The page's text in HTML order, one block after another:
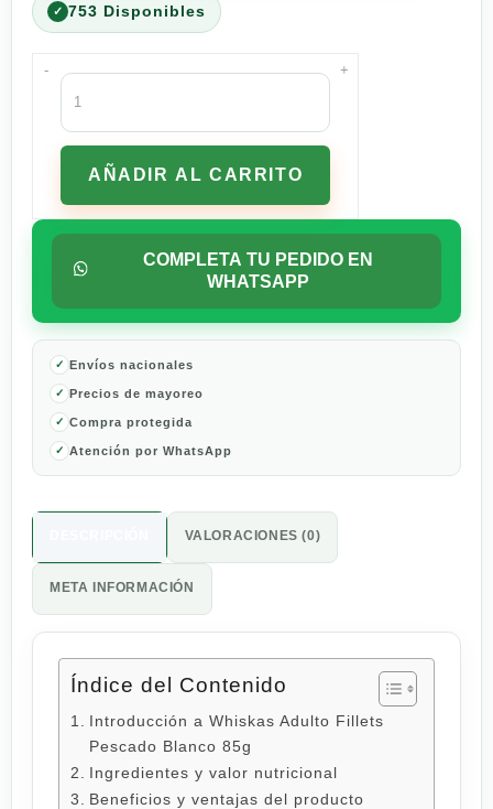
753 Disponibles
-
Whiskas
Adulto
Fillets
Pescado
Blanco
85g
cantidad
AÑADIR AL CARRITO
+
COMPLETA TU PEDIDO EN
WHATSAPP
Envíos nacionales
Precios de mayoreo
Compra protegida
Atención por WhatsApp
VALORACIONES (0)
META INFORMACIÓN
Índice del Contenido
Introducción a Whiskas Adulto Fillets
Pescado Blanco 85g
Ingredientes y valor nutricional
Beneficios y ventajas del producto